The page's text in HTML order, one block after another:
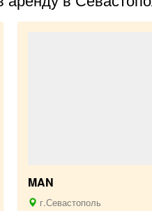
MAN
г.Севастополь